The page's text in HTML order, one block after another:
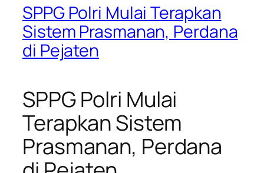
SPPG Polri Mulai Terapkan
Sistem Prasmanan, Perdana
di Pejaten
SPPG Polri Mulai
Terapkan Sistem
Prasmanan, Perdana